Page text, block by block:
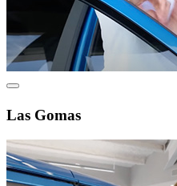
Las Gomas